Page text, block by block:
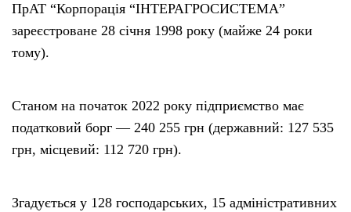
ПрАТ “Корпорація “ІНТЕРАГРОСИСТЕМА”
зареєстроване 28 січня 1998 року (майже 24 роки
тому).
Станом на початок 2022 року підприємство має
податковий борг — 240 255 грн (державний: 127 535
грн, місцевий: 112 720 грн).
Згадується у 128 господарських, 15 адміністративних